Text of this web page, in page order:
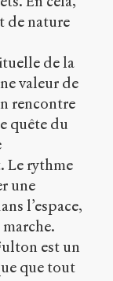
de nature
de la
valeur de
rencontre
quête du
Le rythme
une
l’espace,
est un
que tout